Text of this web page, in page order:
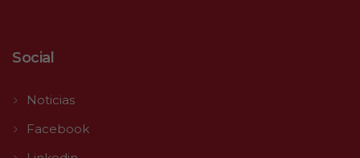
Social
Noticias
Facebook